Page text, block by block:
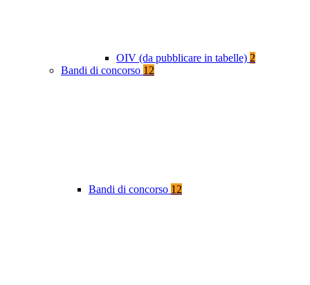
OIV (da pubblicare in tabelle) 2
Bandi di concorso 12
Bandi di concorso 12